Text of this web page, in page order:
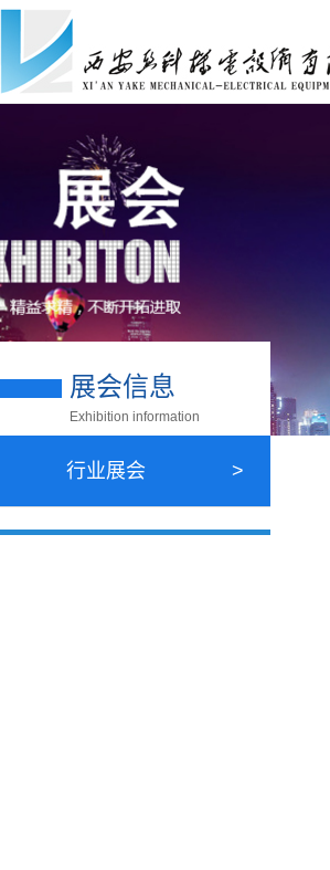
展会信息
Exhibition information
行业展会 >